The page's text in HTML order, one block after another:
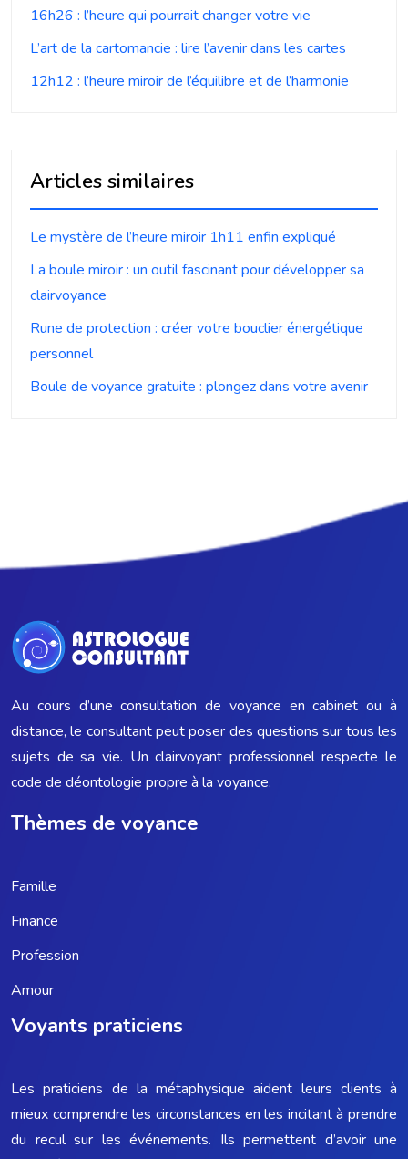
16h26 : l’heure qui pourrait changer votre vie
L’art de la cartomancie : lire l’avenir dans les cartes
12h12 : l’heure miroir de l’équilibre et de l’harmonie
Articles similaires
Le mystère de l’heure miroir 1h11 enfin expliqué
La boule miroir : un outil fascinant pour développer sa
clairvoyance
Rune de protection : créer votre bouclier énergétique
personnel
Boule de voyance gratuite : plongez dans votre avenir
Au cours d’une consultation de voyance en cabinet ou à
distance, le consultant peut poser des questions sur tous les
sujets de sa vie. Un clairvoyant professionnel respecte le
code de déontologie propre à la voyance.
Thèmes de voyance
Famille
Finance
Profession
Amour
Voyants praticiens
Les praticiens de la métaphysique aident leurs clients à
mieux comprendre les circonstances en les incitant à prendre
du recul sur les événements. Ils permettent d’avoir une